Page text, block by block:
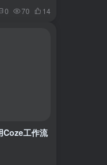
0 70 14
Coze工作流